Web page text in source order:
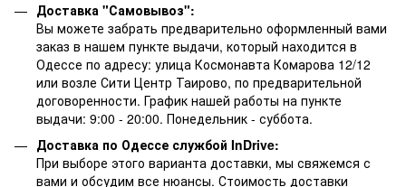
Доставка "Самовывоз":
Вы можете забрать предварительно оформленный вами
заказ в нашем пункте выдачи, который находится в
Одессе по адресу: улица Космонавта Комарова 12/12
или возле Сити Центр Таирово, по предварительной
договоренности. График нашей работы на пункте
выдачи: 9:00 - 20:00. Понедельник - суббота.
Доставка по Одессе службой InDrive:
При выборе этого варианта доставки, мы свяжемся с
вами и обсудим все нюансы. Стоимость доставки